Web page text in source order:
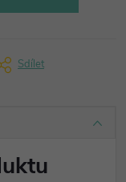
Sdílet